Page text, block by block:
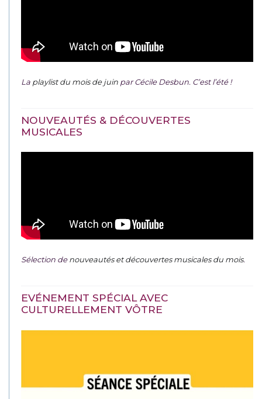
La playlist du mois de juin par Cécile Desbun. C’est l’été !
NOUVEAUTÉS & DÉCOUVERTES
MUSICALES
Sélection denouveautés et découvertes musicales du mois.
EVÉNEMENT SPÉCIAL AVEC
CULTURELLEMENT VÔTRE